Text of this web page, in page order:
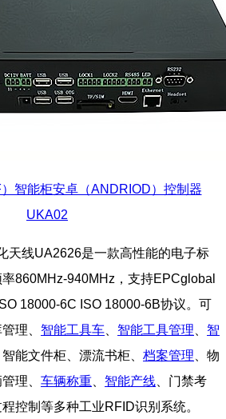
智能柜安卓（ANDRIOD）控制器
UKA02
天线UA2626是一款高性能的电子标
860MHz-940MHz，支持EPCglobal
18000-6C ISO 18000-6B协议。可
理、 智能工具车 智能工具管理
智
智能文件柜、漂流书柜、 档案管理 、物
理、 车辆称重 智能产线 、门禁考
控制等多种工业RFID识别系统。